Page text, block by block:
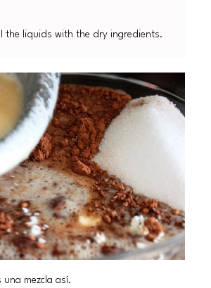
the liquids with the dry ingredients.
una mezcla así.